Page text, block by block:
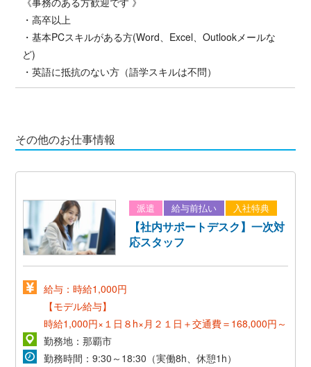
・高卒以上
・基本PCスキルがある方(Word、Excel、Outlookメールな
ど)
・英語に抵抗のない方（語学スキルは不問）
その他のお仕事情報
派遣 給与前払い 入社特典
【社内サポートデスク】一次対
応スタッフ
給与：時給1,000円
【モデル給与】
時給1,000円×１日８h×月２１日＋交通費＝168,000円～
勤務地：那覇市
勤務時間：9:30～18:30（実働8h、休憩1h）